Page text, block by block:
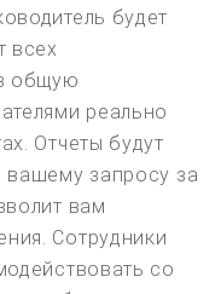
будет
всех
общую
реально
Отчеты будут
вашему запросу за
вам
Сотрудники
со